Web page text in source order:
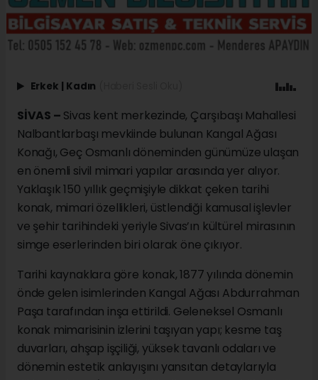
Erkek Kadın
SİVAS – Sivas kent merkezinde, Çarşıbaşı Mahallesi
Nalbantlarbaşı mevkiinde bulunan Kangal Ağası
Konağı, Geç Osmanlı döneminden günümüze ulaşan
en önemli sivil mimari yapılar arasında yer alıyor.
Yaklaşık 150 yıllık geçmişiyle dikkat çeken tarihi
konak, mimari özellikleri, üstlendiği kamusal işlevler
ve şehir tarihindeki yeriyle Sivas’ın kültürel mirasının
simge eserlerinden biri olarak öne çıkıyor.
Tarihi kaynaklara göre konak, 1877 yılında dönemin
önde gelen isimlerinden Kangal Ağası Abdurrahman
Paşa tarafından inşa ettirildi. Geleneksel Osmanlı
konak mimarisinin izlerini taşıyan yapı; kesme taş
duvarları, ahşap işçiliği, yüksek tavanlı odaları ve
dönemin estetik anlayışını yansıtan detaylarıyla